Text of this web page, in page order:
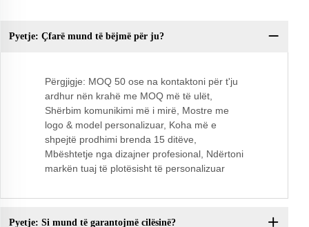
Pyetje: Çfarë mund të bëjmë për ju?
Përgjigje: MOQ 50 ose na kontaktoni për t'ju
ardhur nën krahë me MOQ më të ulët,
Shërbim komunikimi më i mirë, Mostre me
logo & model personalizuar, Koha më e
shpejtë prodhimi brenda 15 ditëve,
Mbështetje nga dizajner profesional, Ndërtoni
markën tuaj të plotësisht të personalizuar
Pyetje: Si mund të garantojmë cilësinë?